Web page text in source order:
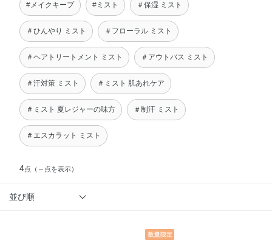
#メイクキープ #ミスト ＃保湿 ミスト
＃ひんやり ミスト ＃フローラル ミスト
＃ヘアトリートメント ミスト ＃アウトバス ミスト
＃汗対策 ミスト ＃ミスト 肌あれケア
＃ミスト 夏レジャーの味方 ＃制汗 ミスト
＃エスカラット ミスト
4点 （～点を表示）
並び順